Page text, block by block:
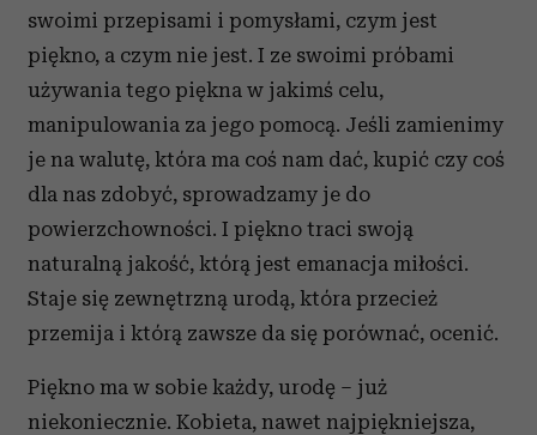
swoimi przepisami i pomysłami, czym jest
piękno, a czym nie jest. I ze swoimi próbami
używania tego piękna w jakimś celu,
manipulowania za jego pomocą. Jeśli zamienimy
je na walutę, która ma coś nam dać, kupić czy coś
dla nas zdobyć, sprowadzamy je do
powierzchowności. I piękno traci swoją
naturalną jakość, którą jest emanacja miłości.
Staje się zewnętrzną urodą, która przecież
przemija i którą zawsze da się porównać, ocenić.
Piękno ma w sobie każdy, urodę – już
niekoniecznie. Kobieta, nawet najpiękniejsza,